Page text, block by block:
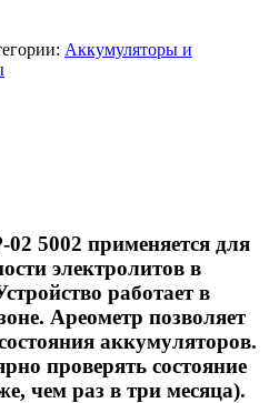
Аккумуляторы и
5002 применяется для
электролитов в
работает в
Ареометр позволяет
аккумуляторов.
проверять состояние
чем раз в три месяца).